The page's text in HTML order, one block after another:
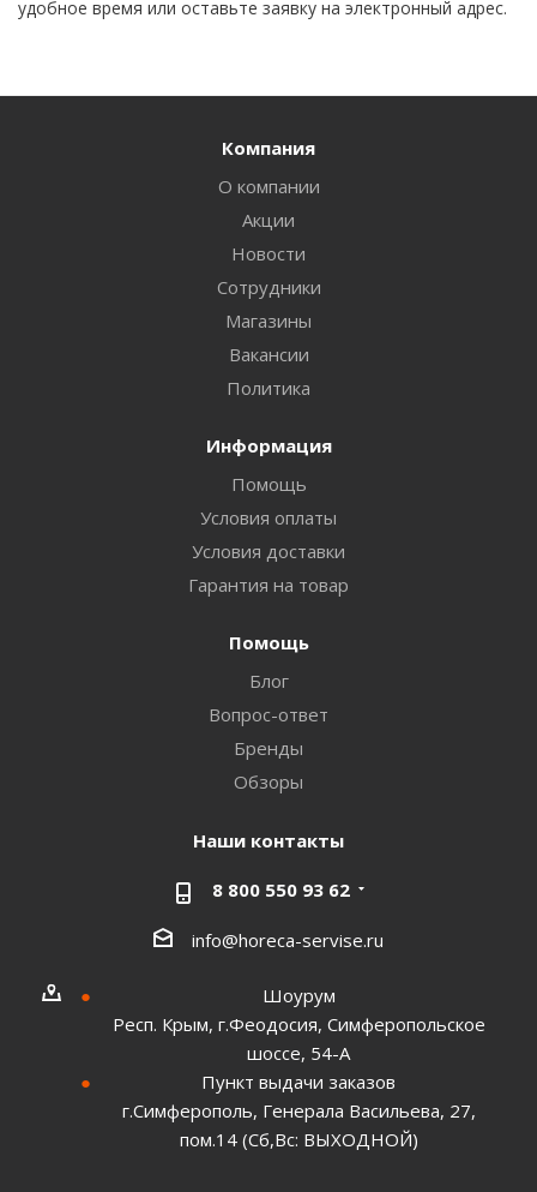
удобное время или оставьте заявку на электронный адрес.
Компания
О компании
Акции
Новости
Сотрудники
Магазины
Вакансии
Политика
Информация
Помощь
Условия оплаты
Условия доставки
Гарантия на товар
Помощь
Блог
Вопрос-ответ
Бренды
Обзоры
Наши контакты
8 800 550 93 62
info@horeca-servise.ru
Шоурум
Респ. Крым, г.Феодосия, Симферопольское
шоссе, 54-А
Пункт выдачи заказов
г.Симферополь, Генерала Васильева, 27,
пом.14 (Сб,Вс: ВЫХОДНОЙ)